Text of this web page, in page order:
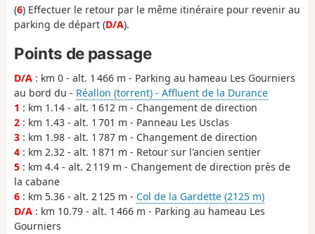
(6) Effectuer le retour par le même itinéraire pour revenir au
parking de départ (D/A).
Points de passage
D/A : km 0 - alt. 1 466 m - Parking au hameau Les Gourniers
au bord du - Réallon (torrent) - Affluent de la Durance
1 : km 1.14 - alt. 1 612 m - Changement de direction
2 : km 1.43 - alt. 1 701 m - Panneau Les Usclas
3 : km 1.98 - alt. 1 787 m - Changement de direction
4 : km 2.32 - alt. 1 871 m - Retour sur l'ancien sentier
5 : km 4.4 - alt. 2 119 m - Changement de direction près de
la cabane
6 : km 5.36 - alt. 2 125 m - Col de la Gardette (2125 m)
D/A : km 10.79 - alt. 1 466 m - Parking au hameau Les
Gourniers